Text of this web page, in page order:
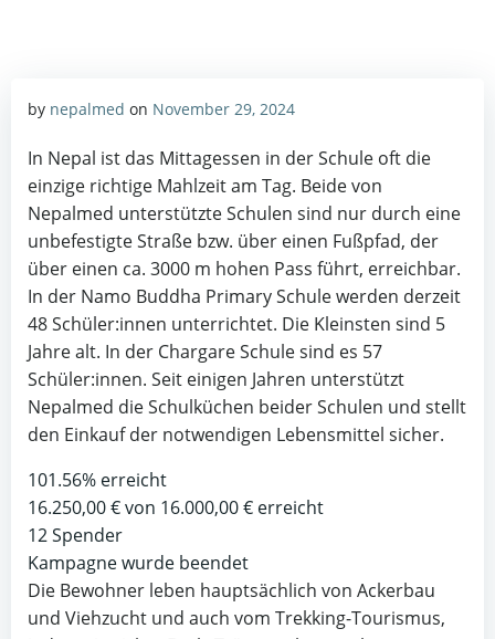
by nepalmed on November 29, 2024
In Nepal ist das Mittagessen in der Schule oft die
einzige richtige Mahlzeit am Tag. Beide von
Nepalmed unterstützte Schulen sind nur durch eine
unbefestigte Straße bzw. über einen Fußpfad, der
über einen ca. 3000 m hohen Pass führt, erreichbar.
In der Namo Buddha Primary Schule werden derzeit
48 Schüler:innen unterrichtet. Die Kleinsten sind 5
Jahre alt. In der Chargare Schule sind es 57
Schüler:innen. Seit einigen Jahren unterstützt
Nepalmed die Schulküchen beider Schulen und stellt
den Einkauf der notwendigen Lebensmittel sicher.
101.56% erreicht
16.250,00 €von 16.000,00 € erreicht
12Spender
Kampagne wurde beendet
Die Bewohner leben hauptsächlich von Ackerbau
und Viehzucht und auch vom Trekking-Tourismus,